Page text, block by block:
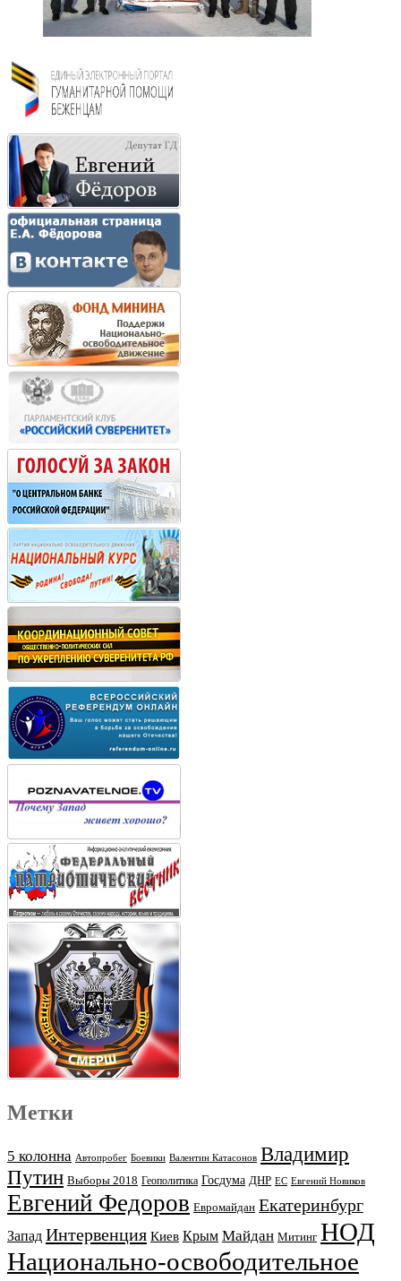
Метки
5 колонна Автопробег Боевики Валентин Катасонов Владимир
Путин Выборы 2018 Геополитика Госдума ДНР ЕС Евгений Новиков
Евгений Федоров Евромайдан Екатеринбург
Запад Интервенция Киев Крым Майдан Митинг НОД
Национально-освободительное